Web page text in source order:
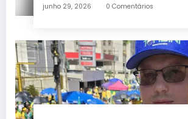
junho 29, 2026 0 Comentários